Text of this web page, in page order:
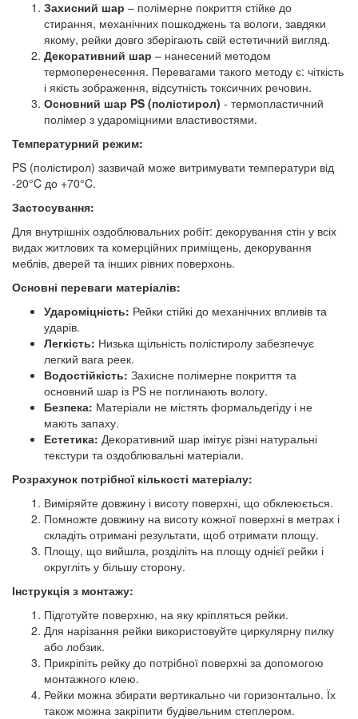
Захисний шар – полімерне покриття стійке до
стирання, механічних пошкоджень та вологи, завдяки
якому, рейки довго зберігають свій естетичний вигляд.
Декоративний шар – нанесений методом
термоперенесення. Перевагами такого методу є: чіткість
і якість зображення, відсутність токсичних речовин.
Основний шар PS (полістирол) - термопластичний
полімер з удароміцними властивостями.
Температурний режим:
PS (полістирол) зазвичай може витримувати температури від
-20°C до +70°C.
Застосування:
Для внутрішніх оздоблювальних робіт: декорування стін у всіх
видах житлових та комерційних приміщень, декорування
меблів, дверей та інших рівних поверхонь.
Основні переваги матеріалів:
Удароміцність: Рейки стійкі до механічних впливів та
ударів.
Легкість: Низька щільність полістиролу забезпечує
легкий вага реек.
Водостійкість: Захисне полімерне покриття та
основний шар із PS не поглинають вологу.
Безпека: Матеріали не містять формальдегіду і не
мають запаху.
Естетика: Декоративний шар імітує різні натуральні
текстури та оздоблювальні матеріали.
Розрахунок потрібної кількості матеріалу:
Виміряйте довжину і висоту поверхні, що обклеюється.
Помножте довжину на висоту кожної поверхні в метрах і
складіть отримані результати, щоб отримати площу.
Площу, що вийшла, розділіть на площу однієї рейки і
округліть у більшу сторону.
Інструкція з монтажу:
Підготуйте поверхню, на яку кріпляться рейки.
Для нарізання рейки використовуйте циркулярну пилку
або лобзик.
Прикріпіть рейку до потрібної поверхні за допомогою
монтажного клею.
Рейки можна збирати вертикально чи горизонтально. Їх
також можна закріпити будівельним степлером.